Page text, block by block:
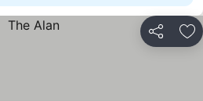
Partilhar